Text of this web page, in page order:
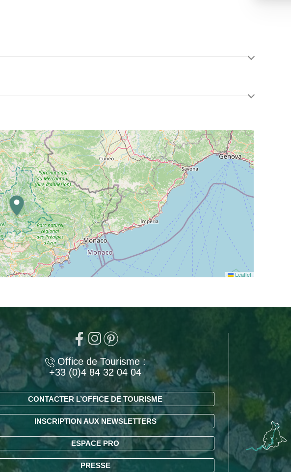
Leaflet
Office de Tourisme :
+33 (0)4 84 32 04 04
CONTACTER L’OFFICE DE TOURISME
INSCRIPTION AUX NEWSLETTERS
ESPACE PRO
PRESSE